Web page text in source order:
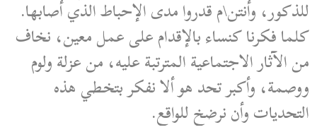
للذكور، وأنتن\م قدروا مدى الإحباط الذي أصابها.
كلما فكرنا كنساء بالإقدام على عمل معين، نخاف
من الآثار الاجتماعية المترتبة عليه، من عزلة ولوم
ووصمة، وأكبر تحد هو ألا نفكر بتخطي هذه
التحديات وأن نرضخ للواقع.